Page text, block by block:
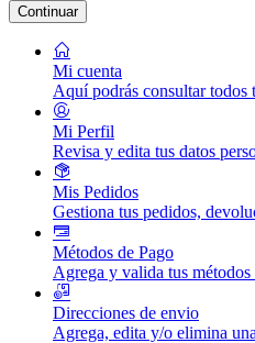
Continuar
Mi cuenta
Aquí podrás consultar todos
Mi Perfil
Revisa y edita tus datos
Mis Pedidos
Gestiona tus pedidos,
Métodos de Pago
Agrega y valida tus métodos
Direcciones de envio
Agrega, edita y/o elimina